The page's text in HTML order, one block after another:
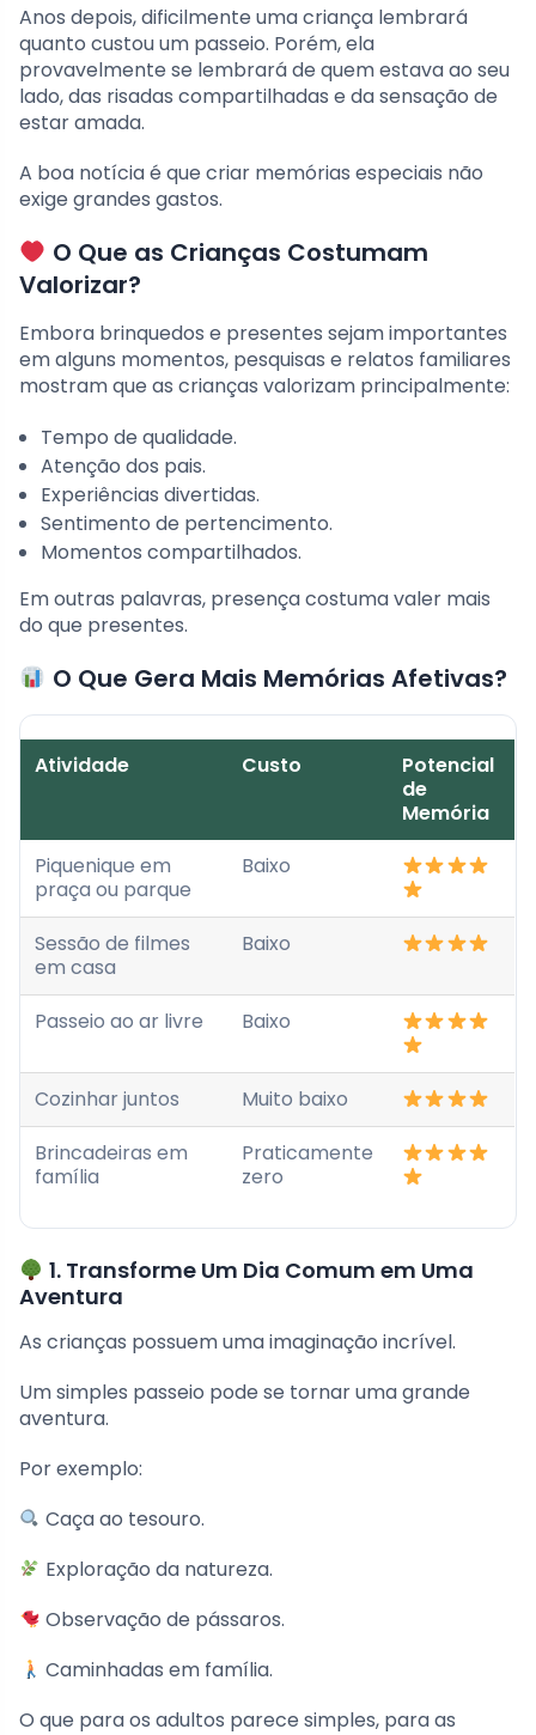
Anos depois, dificilmente uma criança lembrará
quanto custou um passeio. Porém, ela
provavelmente se lembrará de quem estava ao seu
lado, das risadas compartilhadas e da sensação de
estar amada.
A boa notícia é que criar memórias especiais não
exige grandes gastos.
O Que as Crianças Costumam
Valorizar?
Embora brinquedos e presentes sejam importantes
em alguns momentos, pesquisas e relatos familiares
mostram que as crianças valorizam principalmente:
Tempo de qualidade.
Atenção dos pais.
Experiências divertidas.
Sentimento de pertencimento.
Momentos compartilhados.
Em outras palavras, presença costuma valer mais
do que presentes.
O Que Gera Mais Memórias Afetivas?
Atividade Custo
Potencial
de
Memória
Piquenique em
praça ou parque
Baixo
Sessão de filmes
em casa
Baixo
Passeio ao ar livre Baixo
Cozinhar juntos
Muito baixo
Brincadeiras em
família
Praticamente
zero
1. Transforme Um Dia Comum em Uma
Aventura
As crianças possuem uma imaginação incrível.
Um simples passeio pode se tornar uma grande
aventura.
Por exemplo:
Caça ao tesouro.
Exploração da natureza.
Observação de pássaros.
Caminhadas em família.
O que para os adultos parece simples, para as